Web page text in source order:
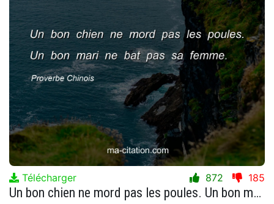
Télécharger 872 185
Un bon chien ne mord pas les poules. Un bon mari ne bat pas sa femme.